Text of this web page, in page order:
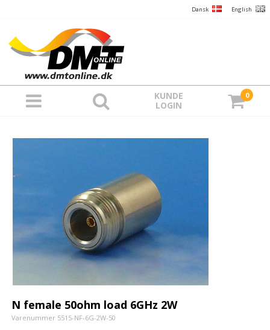
Dansk English
KUNDE
LOGIN
0
N female 50ohm load 6GHz 2W
Varenummer 5515-NF-6G-2W-50